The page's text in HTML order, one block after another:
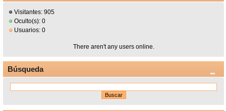
Visitantes: 905
Oculto(s): 0
Usuarios: 0
There aren't any users online.
Búsqueda